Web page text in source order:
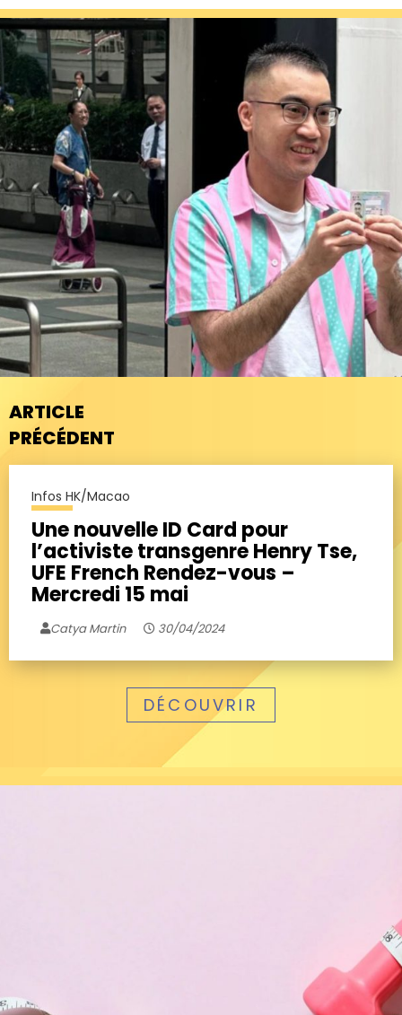
ARTICLE
PRÉCÉDENT
Infos HK/Macao
Une nouvelle ID Card pour
l’activiste transgenre Henry Tse,
UFE French Rendez-vous –
Mercredi 15 mai
Catya Martin 30/04/2024
DÉCOUVRIR